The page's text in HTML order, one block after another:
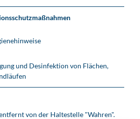
und Desinfektion von Flächen,
von der Haltestelle "Wahren".